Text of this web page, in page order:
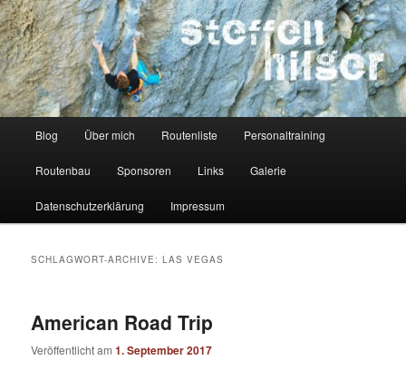
Zum
Inhalt
wechseln
Zum
sekundären
Inhalt
wechselnSteffen Hilger
Kletterer – Routenbauer – Trainer
Blog Über mich Routenliste Personaltraining
Routenbau Sponsoren Links Galerie
Datenschutzerklärung Impressum
SCHLAGWORT-ARCHIVE:LAS VEGAS
American Road Trip
Veröffentlicht am1. September 2017